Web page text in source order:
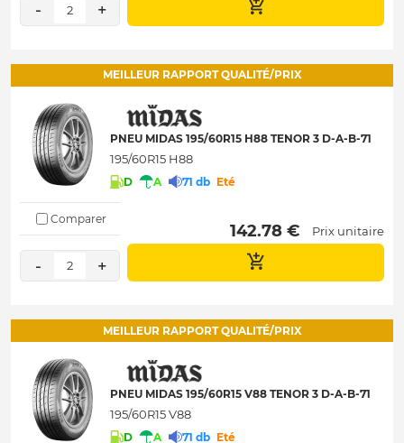
- 2 +
MEILLEUR RAPPORT QUALITÉ/PRIX
PNEU MIDAS 195/60R15 H88 TENOR 3 D-A-B-71
195/60R15 H88
D A 71 db Eté
Comparer
- 2 +
142.78 € Prix unitaire
MEILLEUR RAPPORT QUALITÉ/PRIX
PNEU MIDAS 195/60R15 V88 TENOR 3 D-A-B-71
195/60R15 V88
D A 71 db Eté